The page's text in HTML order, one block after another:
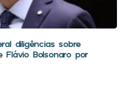
diligências sobre
Bolsonaro por